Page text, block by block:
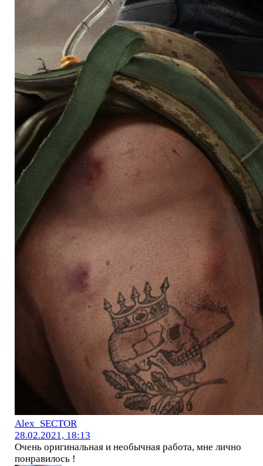
Alex_SECTOR
28.02.2021, 18:13
Очень оригинальная и необычная работа, мне лично
понравилось !